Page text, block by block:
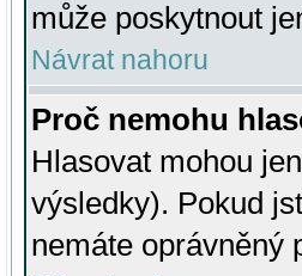
může poskytnout
Návrat nahoru
Proč nemohu
Hlasovat mohou
výsledky). Pokud
nemáte oprávněný